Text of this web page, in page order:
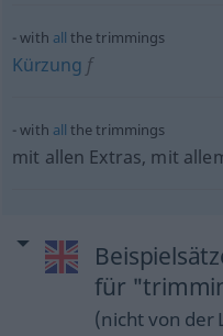
with all the trimmings
Kürzung f
with all the trimmings
mit allen Extras, mit
für
(nicht von der